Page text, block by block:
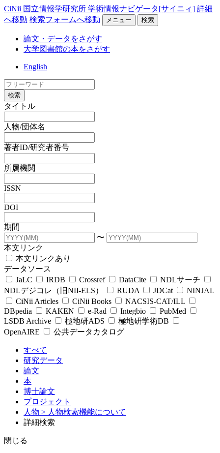
CiNii 国立情報学研究所 学術情報ナビゲータ[サイニィ] 詳細
へ移動 検索フォームへ移動 メニュー 検索
論文・データをさがす
大学図書館の本をさがす
English
検索
タイトル
人物/団体名
著者ID/研究者番号
所属機関
ISSN
DOI
期間
〜
本文リンク
本文リンクあり
データソース
JaLC
IRDB Crossref DataCite
NDLサーチ
NDLデジコレ（旧NII-ELS）
RUDA JDCat
NINJAL
CiNii Articles
CiNii Books
NACSIS-CAT/ILL
DBpedia
KAKEN e-Rad Integbio
PubMed
LSDB Archive
極地研ADS
極地研学術DB
OpenAIRE
公共データカタログ
すべて
研究データ
論文
本
博士論文
プロジェクト
人物 > 人物検索機能について
詳細検索
閉じる